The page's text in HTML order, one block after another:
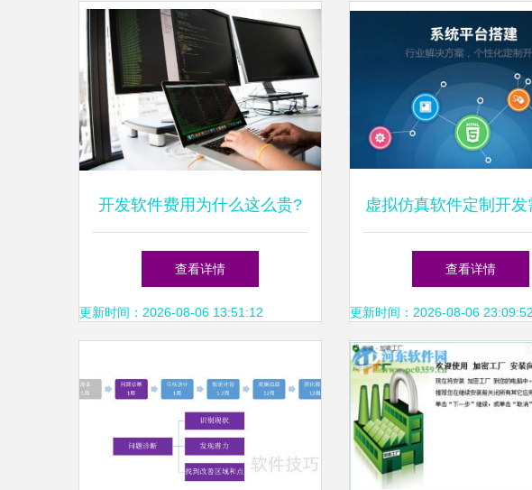
开发软件费用为什么这么贵?
(开发软件费用为什么这么贵
呢)
查看详情
更新时间：2026-08-06 13:51:12
虚拟仿真软件定制开发
意哪些问题
查看详情
更新时间：2026-08-06 23:09:52